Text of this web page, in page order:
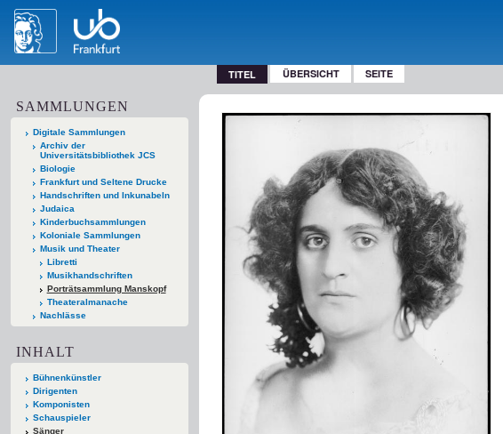
TITEL ÜBERSICHT SEITE
SAMMLUNGEN
Digitale Sammlungen
Archiv der
Universitätsbibliothek JCS
Biologie
Frankfurt und Seltene Drucke
Handschriften und Inkunabeln
Judaica
Kinderbuchsammlungen
Koloniale Sammlungen
Musik und Theater
Libretti
Musikhandschriften
Porträtsammlung Manskopf
Theateralmanache
Nachlässe
INHALT
Bühnenkünstler
Dirigenten
Komponisten
Schauspieler
Sänger